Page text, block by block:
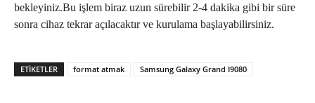
bekleyiniz.Bu işlem biraz uzun sürebilir 2-4 dakika gibi bir süre
sonra cihaz tekrar açılacaktır ve kurulama başlayabilirsiniz.
ETIKETLER format atmak Samsung Galaxy Grand I9080